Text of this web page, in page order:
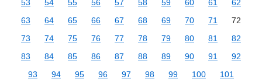
53
54 55 56 57 58 59 60 61
62
63
64 65 66 67 68 69 70 71
72
73
74 75 76 77 78 79 80 81
82
83
84 85 86 87 88 89 90 91
92
93
94 95 96 97 98 99 100
101